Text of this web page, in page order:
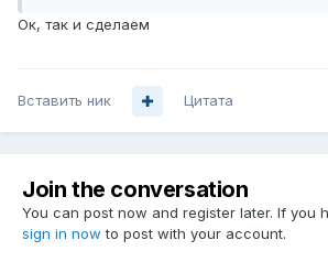
Ок, так и сделаем
Вставить ник Цитата
Join the conversation
You can post now and register later. If you
sign in now to post with your account.